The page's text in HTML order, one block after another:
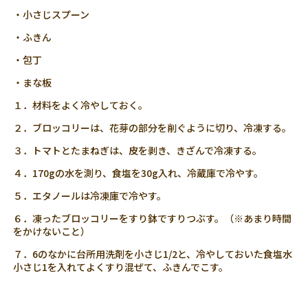
・小さじスプーン
・ふきん
・包丁
・まな板
１．材料をよく冷やしておく。
２．ブロッコリーは、花芽の部分を削ぐように切り、冷凍する。
３．トマトとたまねぎは、皮を剥き、きざんで冷凍する。
４．170gの水を測り、食塩を30g入れ、冷蔵庫で冷やす。
５．エタノールは冷凍庫で冷やす。
６．凍ったブロッコリーをすり鉢ですりつぶす。（※あまり時間
をかけないこと）
７．6のなかに台所用洗剤を小さじ1/2と、冷やしておいた食塩水
小さじ1を入れてよくすり混ぜて、ふきんでこす。